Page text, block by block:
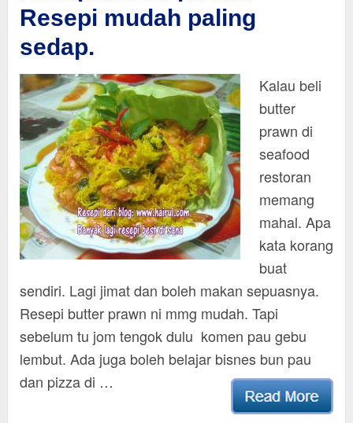
Resepi mudah paling
sedap.
Kalau beli
butter
prawn di
seafood
restoran
memang
mahal. Apa
kata korang
buat
sendiri. Lagi jimat dan boleh makan sepuasnya.
Resepi butter prawn ni mmg mudah. Tapi
sebelum tu jom tengok dulu komen pau gebu
lembut. Ada juga boleh belajar bisnes bun pau
dan pizza di …